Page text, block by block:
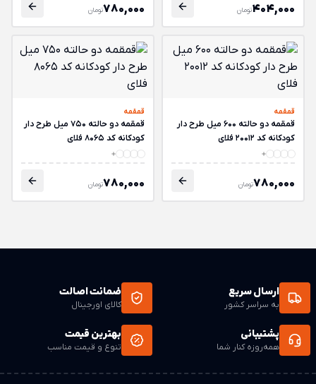
404,000تومان 780,000تومان
قمقمه
قمقمه دو حالته 600 میل طرح دار
کودکانه کد 20012 فلای
780,000تومان
قمقمه
قمقمه دو حالته 750 میل طرح دار
کودکانه کد 8065 فلای
780,000تومان
ارسال سریع
به سراسر کشور
ضمانت اصالت
کالای اورجینال
پشتیبانی
همه‌روزه کنار شما
بهترین قیمت
تنوع و قیمت مناسب